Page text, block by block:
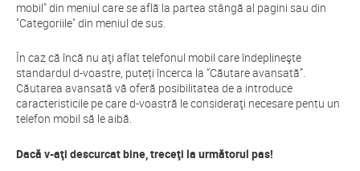
mobil" din meniul care se află la partea stângă al pagini sau din
"Categoriile" din meniul de sus.
În caz că încă nu aţi aflat telefonul mobil care îndeplineşte
standardul d-voastre, puteți încerca la “Căutare avansată”.
Căutarea avansată vă oferă posibilitatea de a introduce
caracteristicile pe care d-voastră le consideraţi necesare pentu un
telefon mobil să le aibă.
Dacă v-aţi descurcat bine, treceţi la următorul pas!